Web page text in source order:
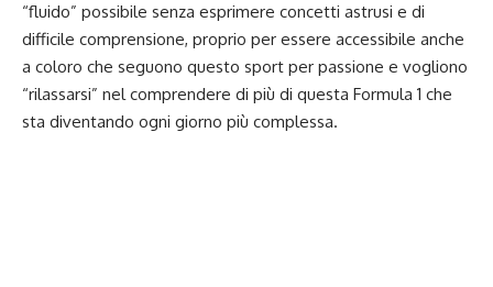
“fluido” possibile senza esprimere concetti astrusi e di
difficile comprensione, proprio per essere accessibile anche
a coloro che seguono questo sport per passione e vogliono
“rilassarsi” nel comprendere di più di questa Formula 1 che
sta diventando ogni giorno più complessa.